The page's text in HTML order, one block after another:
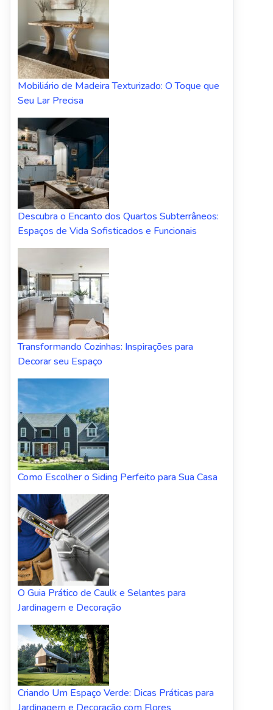
Mobiliário de Madeira Texturizado: O Toque que
Seu Lar Precisa
Descubra o Encanto dos Quartos Subterrâneos:
Espaços de Vida Sofisticados e Funcionais
Transformando Cozinhas: Inspirações para
Decorar seu Espaço
Como Escolher o Siding Perfeito para Sua Casa
O Guia Prático de Caulk e Selantes para
Jardinagem e Decoração
Criando Um Espaço Verde: Dicas Práticas para